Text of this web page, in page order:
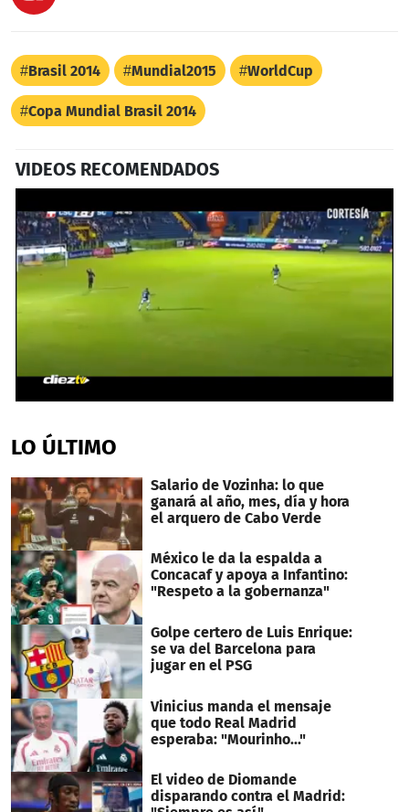
Brasil 2014 Mundial2015 WorldCup
Copa Mundial Brasil 2014
VIDEOS RECOMENDADOS
of
56
LO ÚLTIMO
Salario de Vozinha: lo que
ganará al año, mes, día y hora
el arquero de Cabo Verde
México le da la espalda a
Concacaf y apoya a Infantino:
"Respeto a la gobernanza"
Golpe certero de Luis Enrique:
se va del Barcelona para
jugar en el PSG
Vinicius manda el mensaje
que todo Real Madrid
esperaba: "Mourinho..."
El video de Diomande
disparando contra el Madrid: